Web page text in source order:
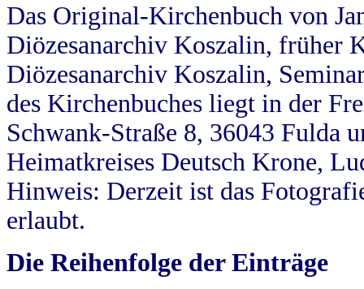
Das Original-Kirchenbuch von
Diözesanarchiv Koszalin, früher
Diözesanarchiv Koszalin,
des Kirchenbuches liegt in der
Schwank-Straße 8, 36043 Fulda
Heimatkreises Deutsch Krone,
Hinweis: Derzeit ist das
erlaubt.
Die Reihenfolge der Einträge